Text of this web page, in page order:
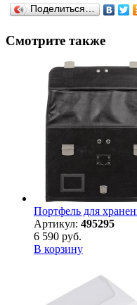
Поделиться…
Смотрите также
Портфель для
Артикул: 495295
6 590 руб.
В корзину